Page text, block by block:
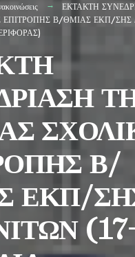
ΕΚΤΑΚΤΗ
ΕΠΙΤΡΟΠΗΣ Β/ΘΜΙΑΣ ΕΚΠ/ΣΗΣ
Β/
ΕΚΠ/